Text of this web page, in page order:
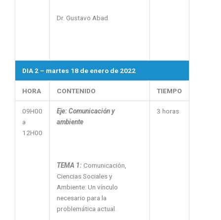
Dr. Gustavo Abad
DIA 2 – martes 18 de enero de 2022
HORA CONTENIDO TIEMPO
09H00
a
12H00
Eje: Comunicación y
ambiente
TEMA 1:Comunicación,
Ciencias Sociales y
Ambiente: Un vínculo
necesario para la
problemática actual.
3 horas